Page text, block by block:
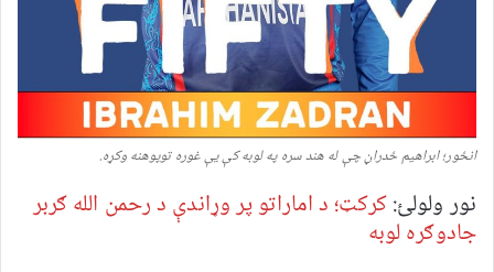
انځور؛ ابراهیم ځدراڼ چې له هند سره په لوبه کې یې غوره توپوهنه وکړه.
نور ولولئ:کرکټ؛ د اماراتو پر وړاندې د رحمن الله ګربر
جادوګره لوبه